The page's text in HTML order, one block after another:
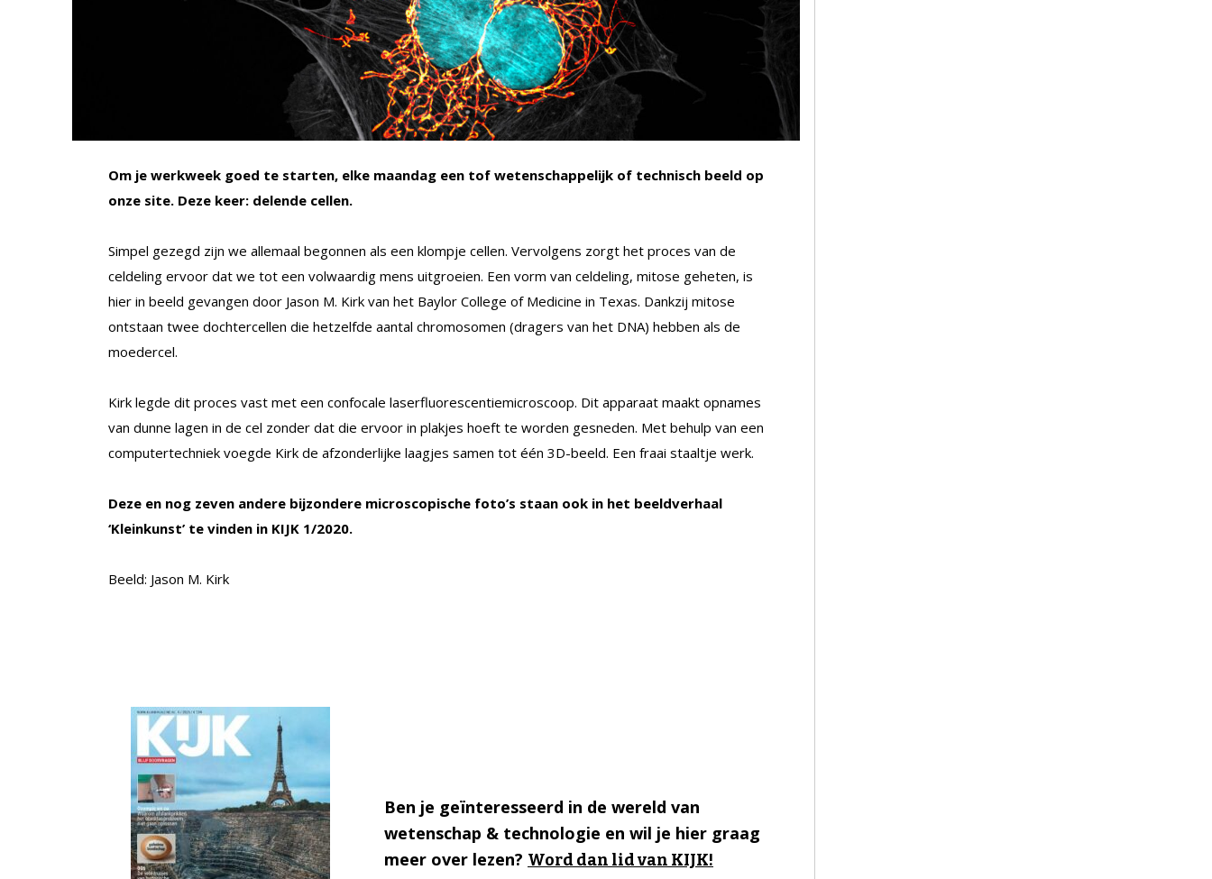
Om je werkweek goed te starten, elke maandag een tof wetenschappelijk of technisch beeld op
onze site. Deze keer: delende cellen.
Simpel gezegd zijn we allemaal begonnen als een klompje cellen. Vervolgens zorgt het proces van de
celdeling ervoor dat we tot een volwaardig mens uitgroeien. Een vorm van celdeling, mitose geheten, is
hier in beeld gevangen door Jason M. Kirk van het Baylor College of Medicine in Texas. Dankzij mitose
ontstaan twee dochtercellen die hetzelfde aantal chromosomen (dragers van het DNA) hebben als de
moedercel.
Kirk legde dit proces vast met een confocale laserfluorescentiemicroscoop. Dit apparaat maakt opnames
van dunne lagen in de cel zonder dat die ervoor in plakjes hoeft te worden gesneden. Met behulp van een
computertechniek voegde Kirk de afzonderlijke laagjes samen tot één 3D-beeld. Een fraai staaltje werk.
Deze en nog zeven andere bijzondere microscopische foto’s staan ook in het beeldverhaal
‘Kleinkunst’ te vinden in KIJK 1/2020.
Beeld: Jason M. Kirk
Ben je geïnteresseerd in de wereld van
wetenschap & technologie en wil je hier graag
meer over lezen? Word dan lid van KIJK!